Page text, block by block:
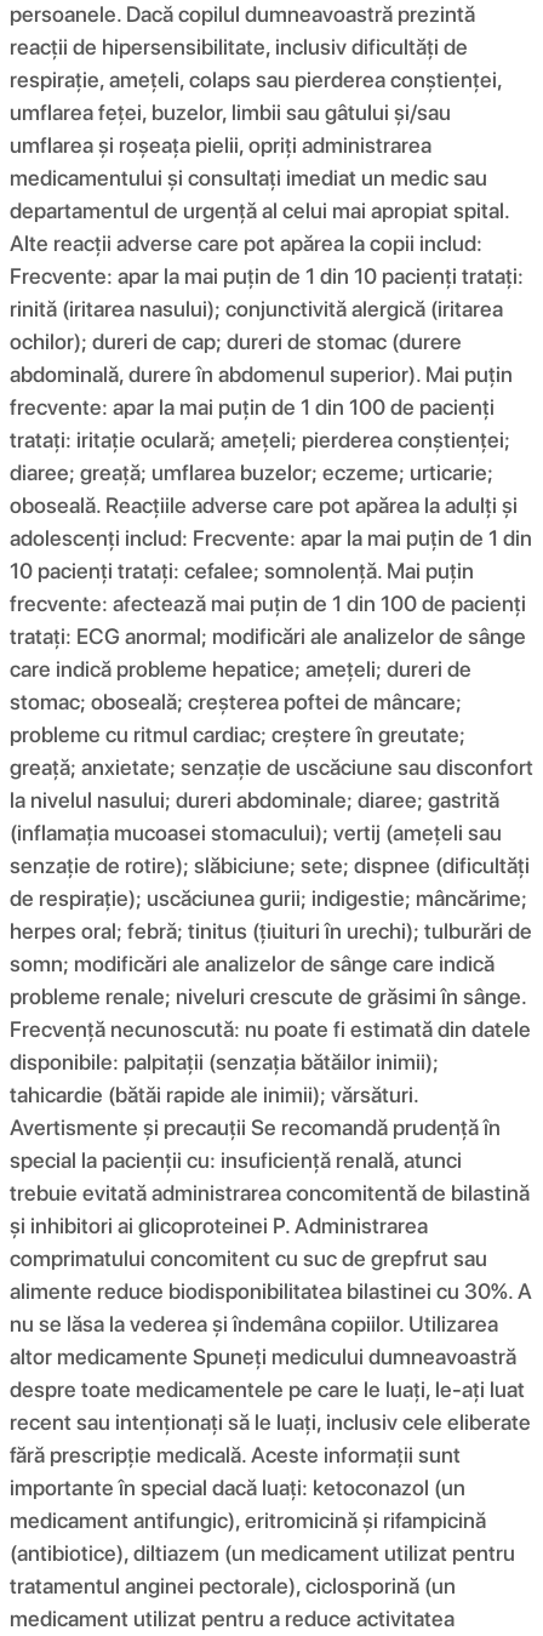
persoanele. Dacă copilul dumneavoastră prezintă
reacții de hipersensibilitate, inclusiv dificultăți de
respirație, amețeli, colaps sau pierderea conștienței,
umflarea feței, buzelor, limbii sau gâtului și/sau
umflarea și roșeața pielii, opriți administrarea
medicamentului și consultați imediat un medic sau
departamentul de urgență al celui mai apropiat spital.
Alte reacții adverse care pot apărea la copii includ:
Frecvente: apar la mai puțin de 1 din 10 pacienți tratați:
rinită (iritarea nasului); conjunctivită alergică (iritarea
ochilor); dureri de cap; dureri de stomac (durere
abdominală, durere în abdomenul superior). Mai puțin
frecvente: apar la mai puțin de 1 din 100 de pacienți
tratați: iritație oculară; amețeli; pierderea conștienței;
diaree; greață; umflarea buzelor; eczeme; urticarie;
oboseală. Reacțiile adverse care pot apărea la adulți și
adolescenți includ: Frecvente: apar la mai puțin de 1 din
10 pacienți tratați: cefalee; somnolență. Mai puțin
frecvente: afectează mai puțin de 1 din 100 de pacienți
tratați: ECG anormal; modificări ale analizelor de sânge
care indică probleme hepatice; amețeli; dureri de
stomac; oboseală; creșterea poftei de mâncare;
probleme cu ritmul cardiac; creștere în greutate;
greață; anxietate; senzație de uscăciune sau disconfort
la nivelul nasului; dureri abdominale; diaree; gastrită
(inflamația mucoasei stomacului); vertij (amețeli sau
senzație de rotire); slăbiciune; sete; dispnee (dificultăți
de respirație); uscăciunea gurii; indigestie; mâncărime;
herpes oral; febră; tinitus (țiuituri în urechi); tulburări de
somn; modificări ale analizelor de sânge care indică
probleme renale; niveluri crescute de grăsimi în sânge.
Frecvență necunoscută: nu poate fi estimată din datele
disponibile: palpitații (senzația bătăilor inimii);
tahicardie (bătăi rapide ale inimii); vărsături.
Avertismente și precauții Se recomandă prudență în
special la pacienții cu: insuficiență renală, atunci
trebuie evitată administrarea concomitentă de bilastină
și inhibitori ai glicoproteinei P. Administrarea
comprimatului concomitent cu suc de grepfrut sau
alimente reduce biodisponibilitatea bilastinei cu 30%. A
nu se lăsa la vederea și îndemâna copiilor. Utilizarea
altor medicamente Spuneți medicului dumneavoastră
despre toate medicamentele pe care le luați, le-ați luat
recent sau intenționați să le luați, inclusiv cele eliberate
fără prescripție medicală. Aceste informații sunt
importante în special dacă luați: ketoconazol (un
medicament antifungic), eritromicină și rifampicină
(antibiotice), diltiazem (un medicament utilizat pentru
tratamentul anginei pectorale), ciclosporină (un
medicament utilizat pentru a reduce activitatea